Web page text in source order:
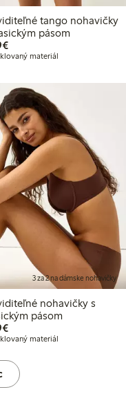
tango nohavičky
pásom
9,99 €
materiál
3 za 2 na dámske nohavičky
nohavičky s
pásom
9,99 €
materiál